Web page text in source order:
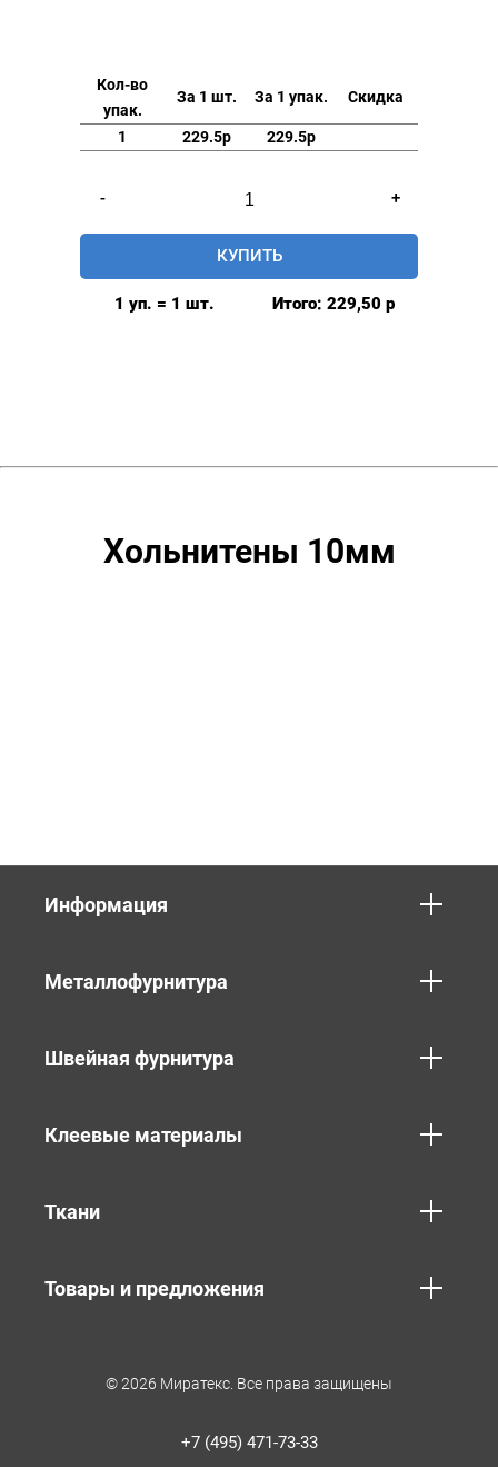
Кол-во
упак.
За 1 шт. За 1 упак. Скидка
1 229.5р 229.5р
-
товара
Хольнитены
10мм
двухсторонние
+
КУПИТЬ
1 уп. = 1 шт. Итого: 229,50 р
Хольнитены 10мм
Информация
Металлофурнитура
Швейная фурнитура
Клеевые материалы
Ткани
Товары и предложения
© 2026 Миратекс. Все права защищены
+7 (495) 471-73-33